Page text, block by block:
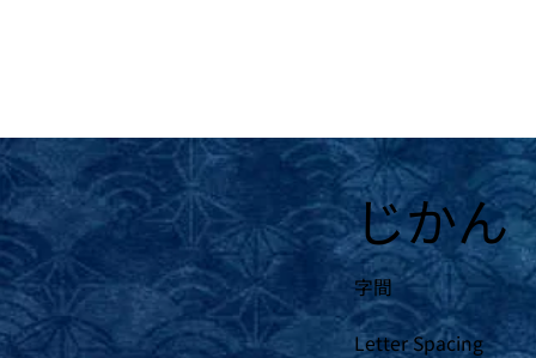
じかん
字間
Letter Spacing